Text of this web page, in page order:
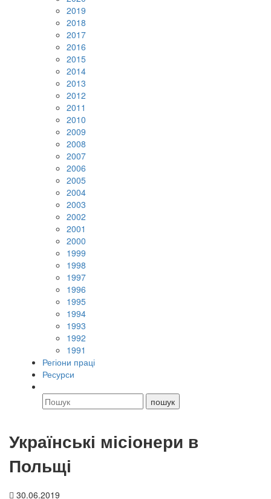
2019
2018
2017
2016
2015
2014
2013
2012
2011
2010
2009
2008
2007
2006
2005
2004
2003
2002
2001
2000
1999
1998
1997
1996
1995
1994
1993
1992
1991
Регіони праці
Ресурси
Українські місіонери в
Польщі
30.06.2019